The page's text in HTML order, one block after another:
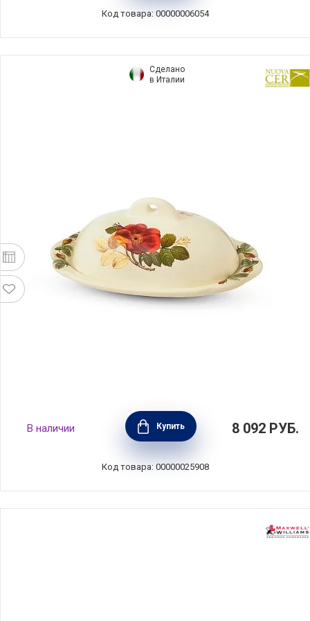
Код товара: 00000006054
Сделано
в Италии
Масленка Regale 22,5х15,5х9 см, материал
керамика, Nuova Cer, Италия, 7378-RGE
В наличии Купить 8 092 РУБ.
Код товара: 00000025908